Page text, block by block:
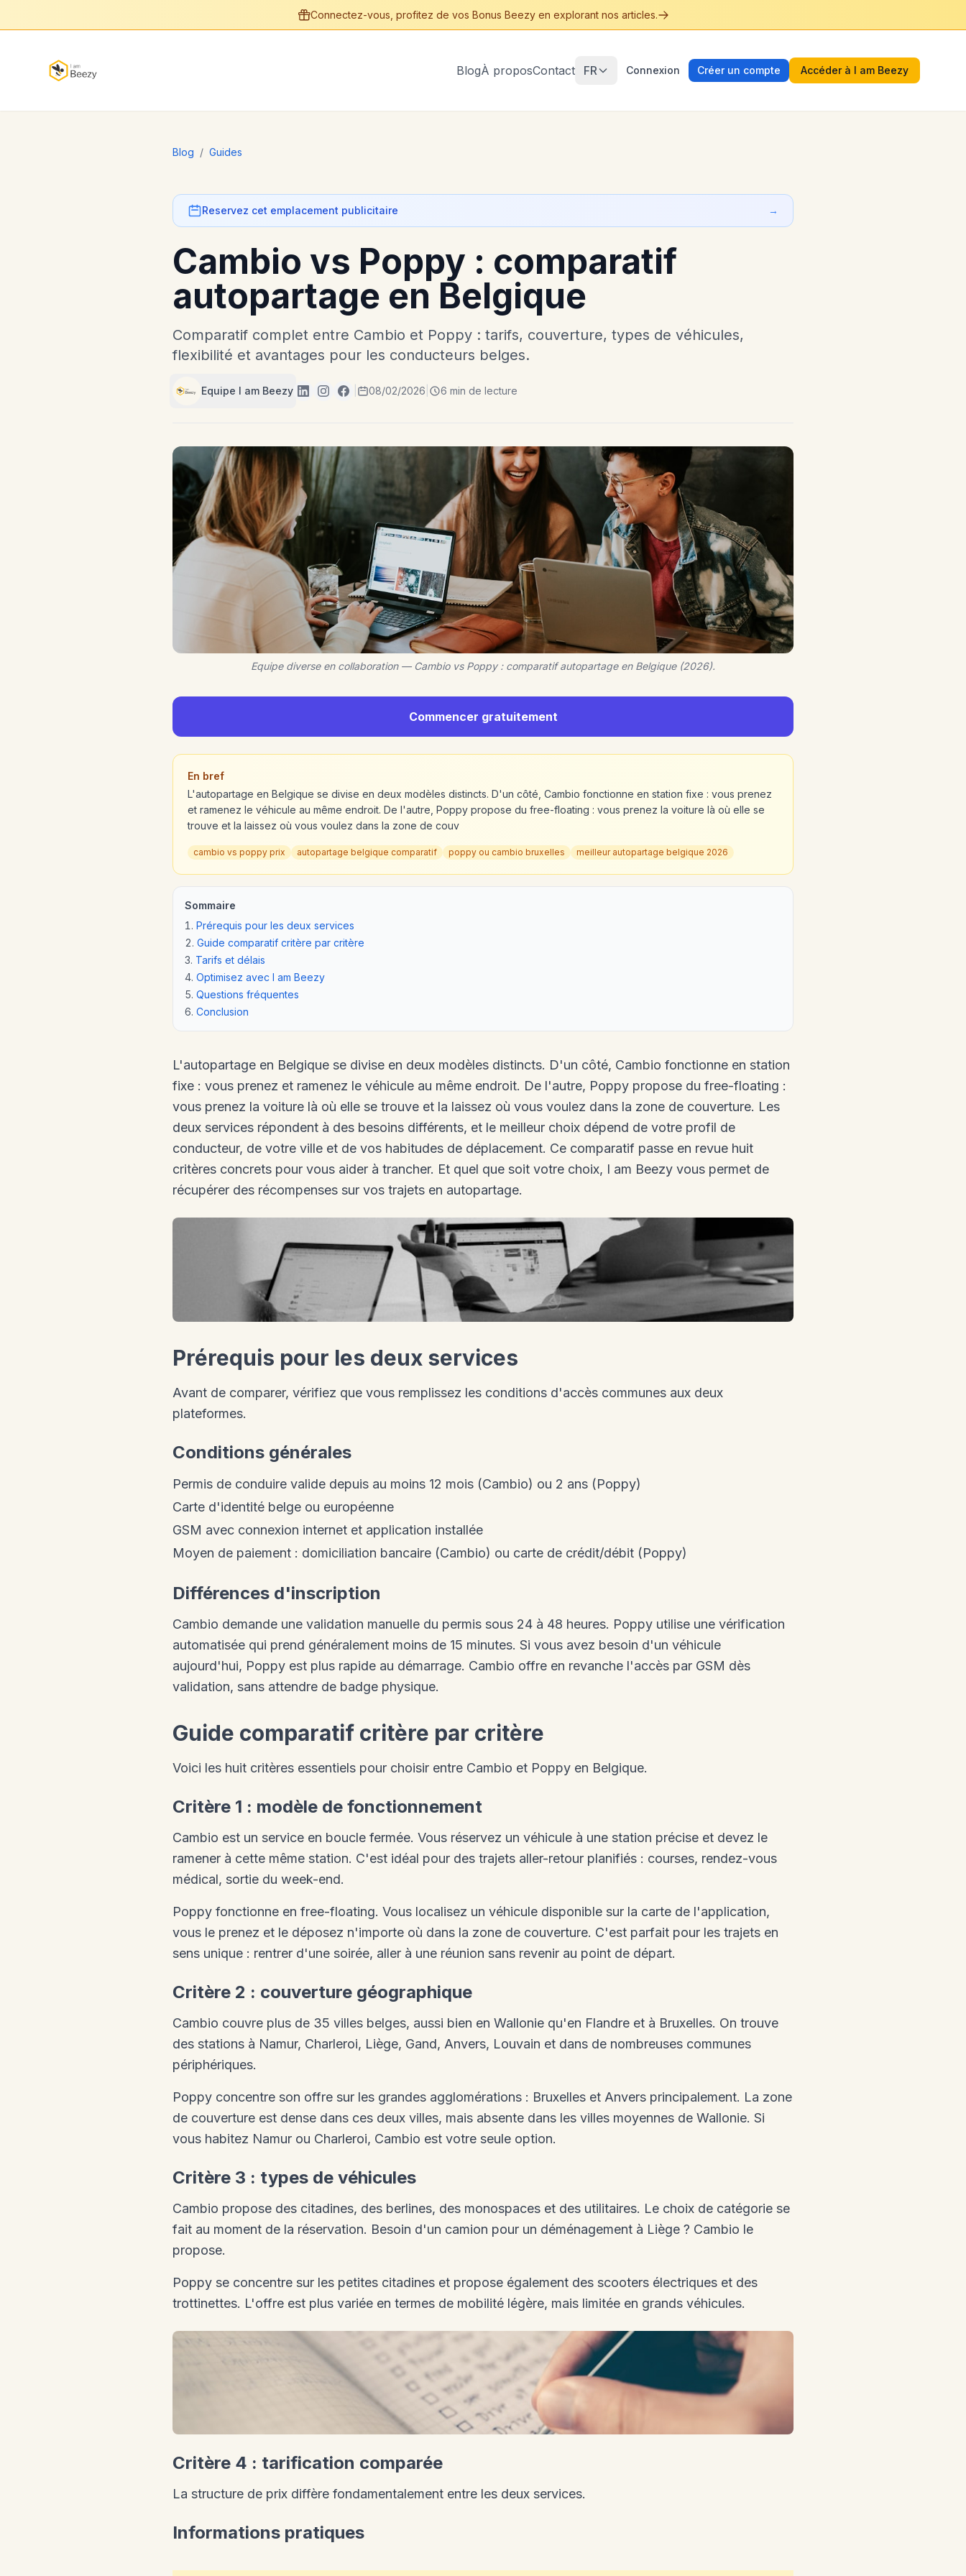
Connectez-vous, profitez de vos Bonus Beezy en explorant nos articles.
BlogÀ proposContact FR Connexion Créer un compte Accéder à I am Beezy
Blog / Guides
Reservez cet emplacement publicitaire →
Cambio vs Poppy : comparatif
autopartage en Belgique
Comparatif complet entre Cambio et Poppy : tarifs, couverture, types de véhicules,
flexibilité et avantages pour les conducteurs belges.
Equipe I am Beezy 08/02/2026 6 min de lecture
Equipe diverse en collaboration — Cambio vs Poppy : comparatif autopartage en Belgique (2026).
Commencer gratuitement
En bref
L'autopartage en Belgique se divise en deux modèles distincts. D'un côté, Cambio fonctionne en station fixe : vous prenez
et ramenez le véhicule au même endroit. De l'autre, Poppy propose du free-floating : vous prenez la voiture là où elle se
trouve et la laissez où vous voulez dans la zone de couv
cambio vs poppy prix autopartage belgique comparatif poppy ou cambio bruxelles meilleur autopartage belgique 2026
Sommaire
Prérequis pour les deux services
Guide comparatif critère par critère
Tarifs et délais
Optimisez avec I am Beezy
Questions fréquentes
Conclusion
L'autopartage en Belgique se divise en deux modèles distincts. D'un côté, Cambio fonctionne en station
fixe : vous prenez et ramenez le véhicule au même endroit. De l'autre, Poppy propose du free-floating :
vous prenez la voiture là où elle se trouve et la laissez où vous voulez dans la zone de couverture. Les
deux services répondent à des besoins différents, et le meilleur choix dépend de votre profil de
conducteur, de votre ville et de vos habitudes de déplacement. Ce comparatif passe en revue huit
critères concrets pour vous aider à trancher. Et quel que soit votre choix, I am Beezy vous permet de
récupérer des récompenses sur vos trajets en autopartage.
Prérequis pour les deux services
Avant de comparer, vérifiez que vous remplissez les conditions d'accès communes aux deux
plateformes.
Conditions générales
Permis de conduire valide depuis au moins 12 mois (Cambio) ou 2 ans (Poppy)
Carte d'identité belge ou européenne
GSM avec connexion internet et application installée
Moyen de paiement : domiciliation bancaire (Cambio) ou carte de crédit/débit (Poppy)
Différences d'inscription
Cambio demande une validation manuelle du permis sous 24 à 48 heures. Poppy utilise une vérification
automatisée qui prend généralement moins de 15 minutes. Si vous avez besoin d'un véhicule
aujourd'hui, Poppy est plus rapide au démarrage. Cambio offre en revanche l'accès par GSM dès
validation, sans attendre de badge physique.
Guide comparatif critère par critère
Voici les huit critères essentiels pour choisir entre Cambio et Poppy en Belgique.
Critère 1 : modèle de fonctionnement
Cambio est un service en boucle fermée. Vous réservez un véhicule à une station précise et devez le
ramener à cette même station. C'est idéal pour des trajets aller-retour planifiés : courses, rendez-vous
médical, sortie du week-end.
Poppy fonctionne en free-floating. Vous localisez un véhicule disponible sur la carte de l'application,
vous le prenez et le déposez n'importe où dans la zone de couverture. C'est parfait pour les trajets en
sens unique : rentrer d'une soirée, aller à une réunion sans revenir au point de départ.
Critère 2 : couverture géographique
Cambio couvre plus de 35 villes belges, aussi bien en Wallonie qu'en Flandre et à Bruxelles. On trouve
des stations à Namur, Charleroi, Liège, Gand, Anvers, Louvain et dans de nombreuses communes
périphériques.
Poppy concentre son offre sur les grandes agglomérations : Bruxelles et Anvers principalement. La zone
de couverture est dense dans ces deux villes, mais absente dans les villes moyennes de Wallonie. Si
vous habitez Namur ou Charleroi, Cambio est votre seule option.
Critère 3 : types de véhicules
Cambio propose des citadines, des berlines, des monospaces et des utilitaires. Le choix de catégorie se
fait au moment de la réservation. Besoin d'un camion pour un déménagement à Liège ? Cambio le
propose.
Poppy se concentre sur les petites citadines et propose également des scooters électriques et des
trottinettes. L'offre est plus variée en termes de mobilité légère, mais limitée en grands véhicules.
Critère 4 : tarification comparée
La structure de prix diffère fondamentalement entre les deux services.
Informations pratiques